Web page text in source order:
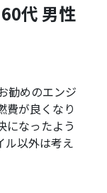
代 男性
勧めのエンジ
費が良くなり
になったよう
ル以外は考え